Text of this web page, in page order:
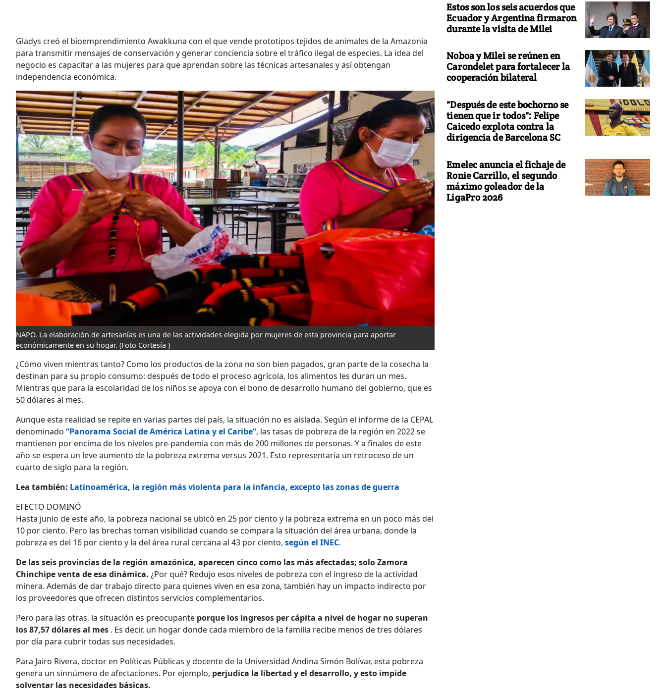
Gladys creó el bioemprendimiento Awakkuna con el que vende prototipos tejidos de animales de la Amazonia
para transmitir mensajes de conservación y generar conciencia sobre el tráfico ilegal de especies. La idea del
negocio es capacitar a las mujeres para que aprendan sobre las técnicas artesanales y así obtengan
independencia económica.
NAPO. La elaboración de artesanías es una de las actividades elegida por mujeres de esta provincia para aportar
económicamente en su hogar. (Foto Cortesía )
¿Cómo viven mientras tanto? Como los productos de la zona no son bien pagados, gran parte de la cosecha la
destinan para su propio consumo: después de todo el proceso agrícola, los alimentos les duran un mes.
Mientras que para la escolaridad de los niños se apoya con el bono de desarrollo humano del gobierno, que es
50 dólares al mes.
Aunque esta realidad se repite en varias partes del país, la situación no es aislada. Según el informe de la CEPAL
denominado “Panorama Social de América Latina y el Caribe”, las tasas de pobreza de la región en 2022 se
mantienen por encima de los niveles pre-pandemia con más de 200 millones de personas. Y a finales de este
año se espera un leve aumento de la pobreza extrema versus 2021. Esto representaría un retroceso de un
cuarto de siglo para la región.
Lea también: Latinoamérica, la región más violenta para la infancia, excepto las zonas de guerra
EFECTO DOMINÓ
Hasta junio de este año, la pobreza nacional se ubicó en 25 por ciento y la pobreza extrema en un poco más del
10 por ciento. Pero las brechas toman visibilidad cuando se compara la situación del área urbana, donde la
pobreza es del 16 por ciento y la del área rural cercana al 43 por ciento, según el INEC.
De las seis provincias de la región amazónica, aparecen cinco como las más afectadas; solo Zamora
Chinchipe venta de esa dinámica. ¿Por qué? Redujo esos niveles de pobreza con el ingreso de la actividad
minera. Además de dar trabajo directo para quienes viven en esa zona, también hay un impacto indirecto por
los proveedores que ofrecen distintos servicios complementarios.
Pero para las otras, la situación es preocupante porque los ingresos per cápita a nivel de hogar no superan
los 87,57 dólares al mes . Es decir, un hogar donde cada miembro de la familia recibe menos de tres dólares
por día para cubrir todas sus necesidades.
Para Jairo Rivera, doctor en Políticas Públicas y docente de la Universidad Andina Simón Bolívar, esta pobreza
genera un sinnúmero de afectaciones. Por ejemplo, perjudica la libertad y el desarrollo, y esto impide
solventar las necesidades básicas.
Estos son los seis acuerdos que
Ecuador y Argentina firmaron
durante la visita de Milei
Noboa y Milei se reúnen en
Carondelet para fortalecer la
cooperación bilateral
"Después de este bochorno se
tienen que ir todos": Felipe
Caicedo explota contra la
dirigencia de Barcelona SC
Emelec anuncia el fichaje de
Ronie Carrillo, el segundo
máximo goleador de la
LigaPro 2026